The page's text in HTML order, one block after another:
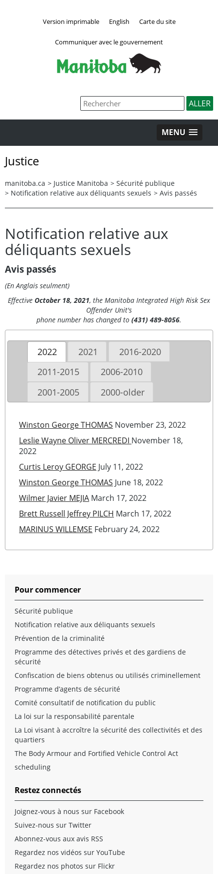
Version imprimable English Carte du site
Communiquer avec le gouvernement
MENU
Justice
manitoba.ca > Justice Manitoba > Sécurité publique
> Notification relative aux déliquants sexuels > Avis passés
Notification relative aux
déliquants sexuels
Avis passés
(En Anglais seulment)
Effective October 18, 2021, the Manitoba Integrated High Risk Sex
Offender Unit's
phone number has changed to (431) 489-8056.
2022 2021
2016-2020
2011-2015
2006-2010
2001-2005
2000-older
Winston George THOMAS November 23, 2022
Leslie Wayne Oliver MERCREDI November 18,
2022
Curtis Leroy GEORGE July 11, 2022
Winston George THOMAS June 18, 2022
Wilmer Javier MEJIA March 17, 2022
Brett Russell Jeffrey PILCH March 17, 2022
MARINUS WILLEMSE February 24, 2022
Pour commencer
Sécurité publique
Notification relative aux déliquants sexuels
Prévention de la criminalité
Programme des détectives privés et des gardiens de
sécurité
Confiscation de biens obtenus ou utilisés criminellement
Programme d’agents de sécurité
Comité consultatif de notification du public
La loi sur la responsabilité parentale
La Loi visant à accroître la sécurité des collectivités et des
quartiers
The Body Armour and Fortified Vehicle Control Act
scheduling
Restez connectés
Joignez-vous à nous sur Facebook
Suivez-nous sur Twitter
Abonnez-vous aux avis RSS
Regardez nos vidéos sur YouTube
Regardez nos photos sur Flickr